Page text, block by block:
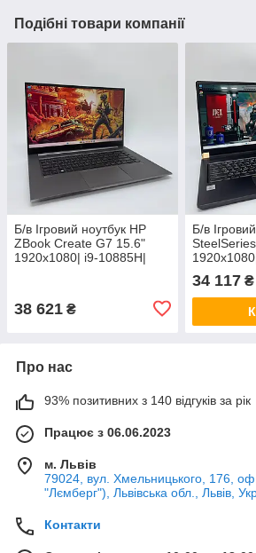
Подібні товари компанії
Б/в Ігровий ноутбук HP
ZBook Create G7 15.6"
1920x1080| i9-10885H|
38 621 ₴
Б/в
16GB
RTX 2070
34 117₴
Про нас
93% позитивних з 140 відгуків за рік
Працює з 06.06.2023
м. Львів
79024, вул. Хмельницького, 176,
"Лємберг"), Львівська обл., Львів,
Контакти